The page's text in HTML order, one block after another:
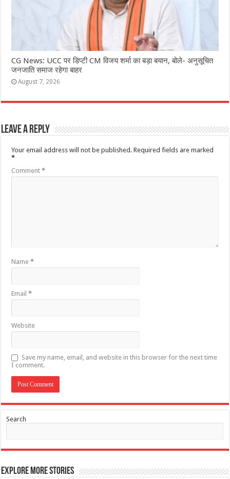
CG News: UCC पर डिप्टी CM विजय शर्मा का बड़ा बयान, बोले- अनुसूचित
जनजाति समाज रहेगा बाहर
August 7, 2026
Leave a Reply
Your email address will not be published. Required fields are marked
*
Comment*
Name*
Email*
Website
Save my name, email, and website in this browser for the next time
I comment.
Search
Explore More Stories